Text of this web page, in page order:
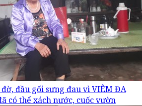
đầu gối sưng đau vì VIÊM ĐA
có thể xách nước, cuốc vườn